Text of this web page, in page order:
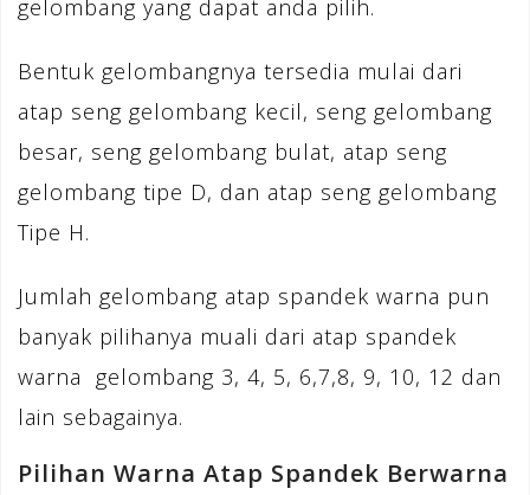
gelombang yang dapat anda pilih.
Bentuk gelombangnya tersedia mulai dari
atap seng gelombang kecil, seng gelombang
besar, seng gelombang bulat, atap seng
gelombang tipe D, dan atap seng gelombang
Tipe H.
Jumlah gelombang atap spandek warna pun
banyak pilihanya muali dari atap spandek
warna gelombang 3, 4, 5, 6,7,8, 9, 10, 12 dan
lain sebagainya.
Pilihan Warna Atap Spandek Berwarna